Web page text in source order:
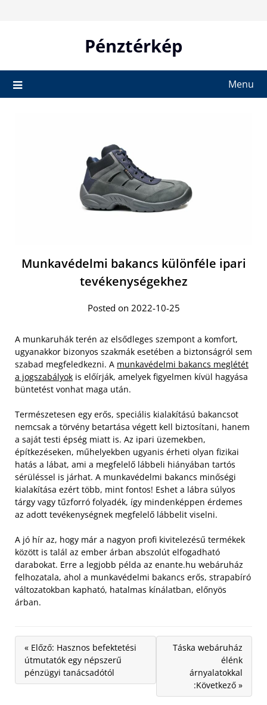
Pénztérkép
Menu
Munkavédelmi bakancs különféle ipari
tevékenységekhez
Posted on 2022-10-25
A munkaruhák terén az elsődleges szempont a komfort,
ugyanakkor bizonyos szakmák esetében a biztonságról sem
szabad megfeledkezni. A munkavédelmi bakancs meglétét
a jogszabályok is előírják, amelyek figyelmen kívül hagyása
büntetést vonhat maga után.
Természetesen egy erős, speciális kialakítású bakancsot
nemcsak a törvény betartása végett kell biztosítani, hanem
a saját testi épség miatt is. Az ipari üzemekben,
építkezéseken, műhelyekben ugyanis érheti olyan fizikai
hatás a lábat, ami a megfelelő lábbeli hiányában tartós
sérüléssel is járhat. A munkavédelmi bakancs minőségi
kialakítása ezért több, mint fontos! Eshet a lábra súlyos
tárgy vagy tűzforró folyadék, így mindenképpen érdemes
az adott tevékenységnek megfelelő lábbelit viselni.
A jó hír az, hogy már a nagyon profi kivitelezésű termékek
között is talál az ember árban abszolút elfogadható
darabokat. Erre a legjobb példa az enante.hu webáruház
felhozatala, ahol a munkavédelmi bakancs erős, strapabíró
változatokban kapható, hatalmas kínálatban, előnyös
árban.
« Előző: Hasznos befektetési
útmutatók egy népszerű
pénzügyi tanácsadótól
Táska webáruház
élénk
árnyalatokkal
:Következő »